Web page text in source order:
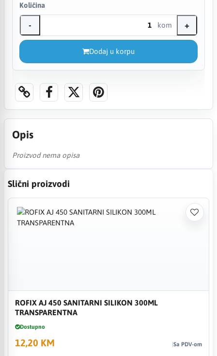
Količina
- kom +
Dodaj u korpu
Opis
Proizvod nema opisa
Slični proizvodi
ROFIX AJ 450 SANITARNI SILIKON 300ML
TRANSPARENTNA
Dostupno
12,20 KM Sa PDV-om